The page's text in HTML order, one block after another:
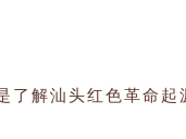
解汕头红色革命